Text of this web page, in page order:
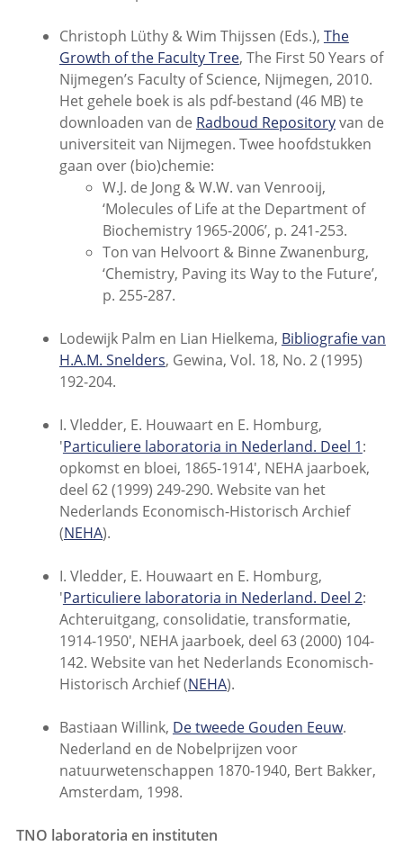
Christoph Lüthy & Wim Thijssen (Eds.), The
Growth of the Faculty Tree, The First 50 Years of
Nijmegen’s Faculty of Science, Nijmegen, 2010.
Het gehele boek is als pdf-bestand (46 MB) te
downloaden van de Radboud Repositoryvan de
universiteit van Nijmegen. Twee hoofdstukken
gaan over (bio)chemie:
W.J. de Jong & W.W. van Venrooij,
‘Molecules of Life at the Department of
Biochemistry 1965-2006’, p. 241-253.
Ton van Helvoort & Binne Zwanenburg,
‘Chemistry, Paving its Way to the Future’,
p. 255-287.
Lodewijk Palm en Lian Hielkema, Bibliografie van
H.A.M. Snelders, Gewina, Vol. 18, No. 2 (1995)
192-204.
I. Vledder, E. Houwaart en E. Homburg,
'Particuliere laboratoria in Nederland. Deel 1:
opkomst en bloei, 1865-1914', NEHA jaarboek,
deel 62 (1999) 249-290. Website van het
Nederlands Economisch-Historisch Archief
(NEHA).
I. Vledder, E. Houwaart en E. Homburg,
'Particuliere laboratoria in Nederland. Deel 2:
Achteruitgang, consolidatie, transformatie,
1914-1950', NEHA jaarboek, deel 63 (2000) 104-
142. Website van het Nederlands Economisch-
Historisch Archief (NEHA).
Bastiaan Willink, De tweede Gouden Eeuw.
Nederland en de Nobelprijzen voor
natuurwetenschappen 1870-1940, Bert Bakker,
Amsterdam, 1998.
TNO laboratoria en instituten